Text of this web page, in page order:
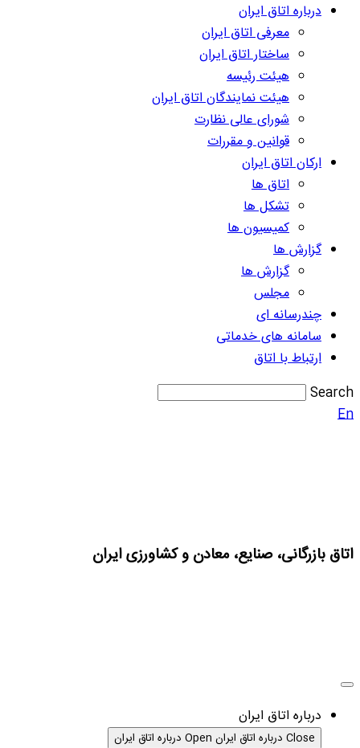
درباره اتاق ایران
معرفی اتاق ایران
ساختار اتاق ایران
هیئت رئیسه
هیئت نمایندگان اتاق ایران
شورای عالی نظارت
قوانین و مقررات
ارکان اتاق ایران
اتاق ها
تشکل ها
کمیسیون ها
گزارش ها
گزارش ها
مجلس
چندرسانه ای
سامانه های خدماتی
ارتباط با اتاق
Search
En
اتاق بازرگانی، صنایع، معادن و کشاورزی ایران
درباره اتاق ایران
Close درباره اتاق ایران Open درباره اتاق ایران